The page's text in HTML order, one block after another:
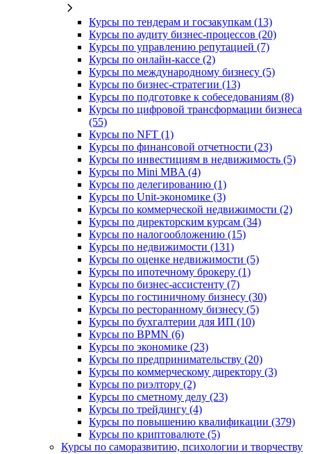
Курсы по тендерам и госзакупкам (13)
Курсы по аудиту бизнес-процессов (20)
Курсы по управлению репутацией (7)
Курсы по онлайн-кассе (2)
Курсы по международному бизнесу (5)
Курсы по бизнес-стратегии (13)
Курсы по подготовке к собеседованиям (8)
Курсы по цифровой трансформации бизнеса
(55)
Курсы по NFT (1)
Курсы по финансовой отчетности (23)
Курсы по инвестициям в недвижимость (5)
Курсы по Mini MBA (4)
Курсы по делегированию (1)
Курсы по Unit-экономике (3)
Курсы по коммерческой недвижимости (2)
Курсы по директорским курсам (34)
Курсы по налогообложению (15)
Курсы по недвижимости (131)
Курсы по оценке недвижимости (5)
Курсы по ипотечному брокеру (1)
Курсы по бизнес-ассистенту (7)
Курсы по гостиничному бизнесу (30)
Курсы по ресторанному бизнесу (5)
Курсы по бухгалтерии для ИП (10)
Курсы по BPMN (6)
Курсы по экономике (23)
Курсы по предпринимательству (20)
Курсы по коммерческому директору (3)
Курсы по риэлтору (2)
Курсы по сметному делу (23)
Курсы по трейдингу (4)
Курсы по повышению квалификации (379)
Курсы по криптовалюте (5)
Курсы по саморазвитию, психологии и творчеству